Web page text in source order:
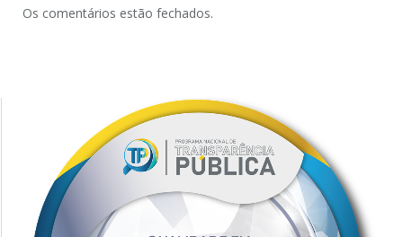
Os comentários estão fechados.